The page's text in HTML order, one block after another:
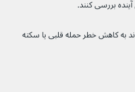
کلسترول می‌تواند به کاهش خطر حمله قلبی یا سکته